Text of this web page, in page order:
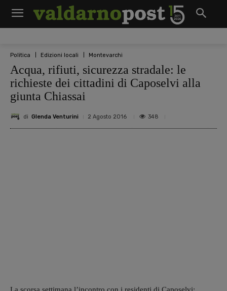
Politica Edizioni locali Montevarchi
Acqua, rifiuti, sicurezza stradale: le
richieste dei cittadini di Caposelvi alla
giunta Chiassai
di Glenda Venturini 2 Agosto 2016 348